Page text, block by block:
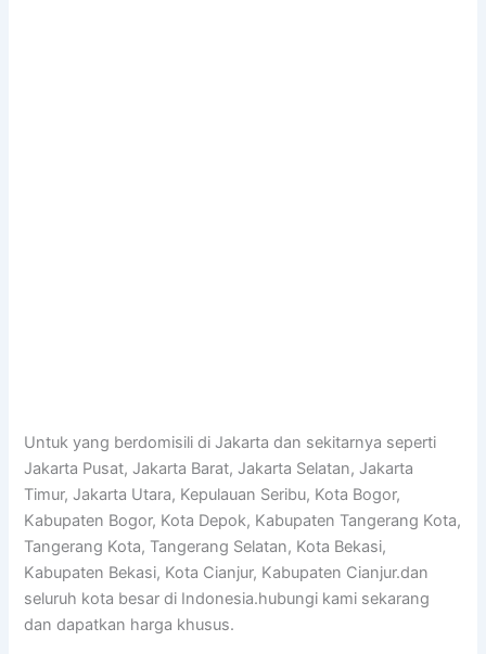
Untuk yang berdomisili di Jakarta dan sekitarnya seperti
Jakarta Pusat, Jakarta Barat, Jakarta Selatan, Jakarta
Timur, Jakarta Utara, Kepulauan Seribu, Kota Bogor,
Kabupaten Bogor, Kota Depok, Kabupaten Tangerang Kota,
Tangerang Kota, Tangerang Selatan, Kota Bekasi,
Kabupaten Bekasi, Kota Cianjur, Kabupaten Cianjur.dan
seluruh kota besar di Indonesia.hubungi kami sekarang
dan dapatkan harga khusus.